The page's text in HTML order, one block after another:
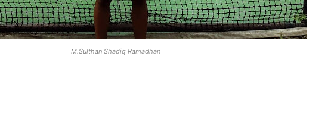
M.Sulthan Shadiq Ramadhan